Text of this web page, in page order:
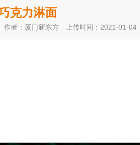
克力淋面
作者：厦门新东方 上传时间：2021-01-04